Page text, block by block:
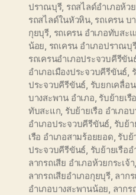
ปราณบุรี, รถสไลด์อำเภอห้วย
รถสไลด์ในหัวหิน, รถเครน บ
กุยบุรี รถเครน อำเภอทับสะ
น้อย รถเครน อำเภอปราณบุ
รถเครนอำเภอประจวบคีรีขัน
อำเภอเมืองประจวบคีรีขันธ์
ประจวบคีรีขันธ์ รับยกเคลื่อ
บางสะพาน อำเภอ รับย้ายเรื
ทับสะแก รับย้ายเรือ อำเภอ
อำเภอประจวบคีรีขันธ์ รับย้
เรือ อำเภอสามร้อยยอด รับย้
ประจวบคีรีขันธ์ รับย้ายเรือ
ลากรถเสีย อำเภอห้วยกระเจ้า
ลากรถเสียอำเภอกุยบุรี, ลาก
อำเภอบางสะพานน้อย ลากร